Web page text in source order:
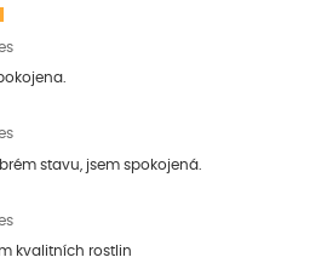
stavu, jsem spokojená.
kvalitních rostlin